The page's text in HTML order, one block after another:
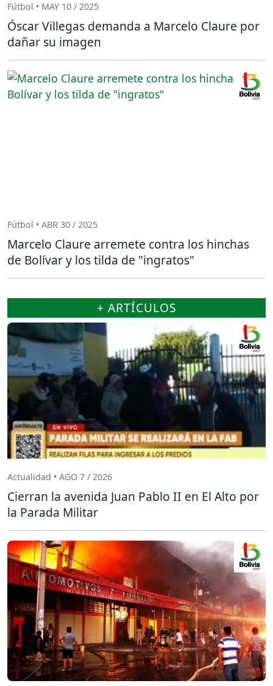
Fútbol • MAY 10 / 2025
Óscar Villegas demanda a Marcelo Claure por
dañar su imagen
Fútbol • ABR 30 / 2025
Marcelo Claure arremete contra los hinchas
de Bolívar y los tilda de "ingratos"
+ ARTÍCULOS
Actualidad • AGO 7 / 2026
Cierran la avenida Juan Pablo II en El Alto por
la Parada Militar